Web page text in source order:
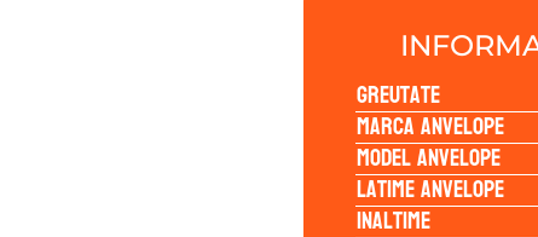
Greutate
Marca anvelope
Model anvelope
Latime anvelope
Inaltime